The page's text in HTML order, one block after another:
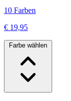
10 Farben
€ 19,95
Farbe wählen